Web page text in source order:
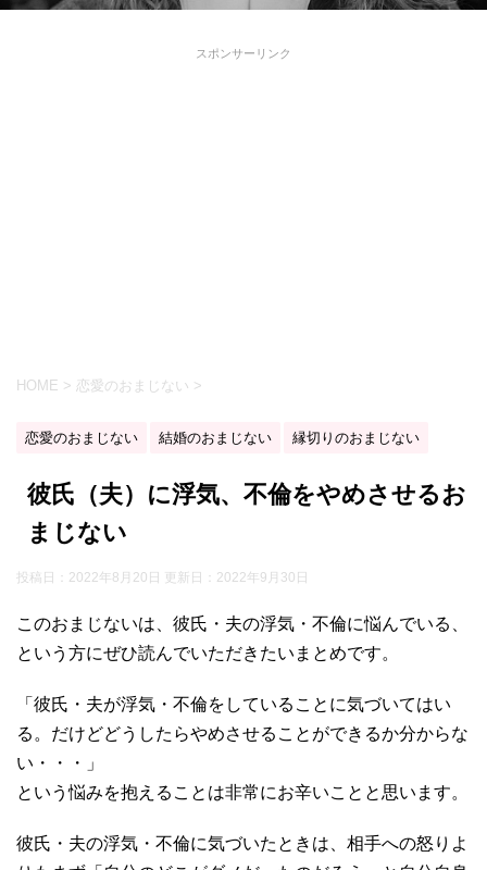
スポンサーリンク
HOME > 恋愛のおまじない >
恋愛のおまじない 結婚のおまじない 縁切りのおまじない
彼氏（夫）に浮気、不倫をやめさせるお
まじない
投稿日：2022年8月20日 更新日： 2022年9月30日
このおまじないは、彼氏・夫の浮気・不倫に悩んでいる、
という方にぜひ読んでいただきたいまとめです。
「彼氏・夫が浮気・不倫をしていることに気づいてはい
る。だけどどうしたらやめさせることができるか分からな
い・・・」
という悩みを抱えることは非常にお辛いことと思います。
彼氏・夫の浮気・不倫に気づいたときは、相手への怒りよ